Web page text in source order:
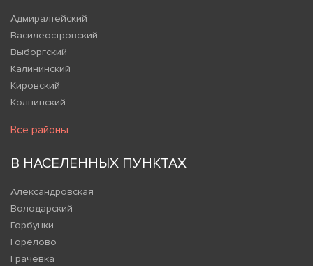
Адмиралтейский
Василеостровский
Выборгский
Калининский
Кировский
Колпинский
Все районы
В НАСЕЛЕННЫХ ПУНКТАХ
Александровская
Володарский
Горбунки
Горелово
Грачевка